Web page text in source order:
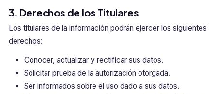
3. Derechos de los Titulares
Los titulares de la información podrán ejercer los siguientes
derechos:
Conocer, actualizar y rectificar sus datos.
Solicitar prueba de la autorización otorgada.
Ser informados sobre el uso dado a sus datos.